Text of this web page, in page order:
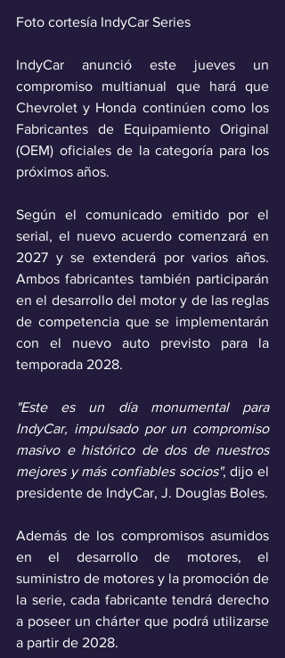
Foto cortesía IndyCar Series
IndyCar anunció este jueves un
compromiso multianual que hará que
Chevrolet y Honda continúen como los
Fabricantes de Equipamiento Original
(OEM) oficiales de la categoría para los
próximos años.
Según el comunicado emitido por el
serial, el nuevo acuerdo comenzará en
2027 y se extenderá por varios años.
Ambos fabricantes también participarán
en el desarrollo del motor y de las reglas
de competencia que se implementarán
con el nuevo auto previsto para la
temporada 2028.
"Este es un día monumental para
IndyCar, impulsado por un compromiso
masivo e histórico de dos de nuestros
mejores y más confiables socios", dijo el
presidente de IndyCar, J. Douglas Boles.
Además de los compromisos asumidos
en el desarrollo de motores, el
suministro de motores y la promoción de
la serie, cada fabricante tendrá derecho
a poseer un chárter que podrá utilizarse
a partir de 2028.